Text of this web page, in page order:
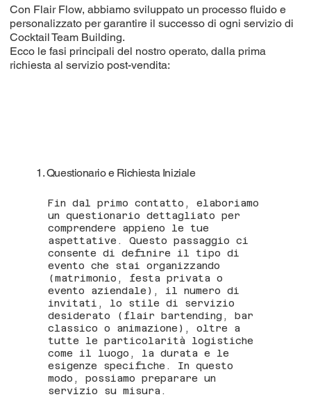
Con Flair Flow, abbiamo sviluppato un processo fluido e
personalizzato per garantire il successo di ogni servizio di
Cocktail Team Building.
Ecco le fasi principali del nostro operato, dalla prima
richiesta al servizio post-vendita:
1. Questionario e Richiesta Iniziale
Fin dal primo contatto, elaboriamo
un questionario dettagliato per
comprendere appieno le tue
aspettative. Questo passaggio ci
consente di definire il tipo di
evento che stai organizzando
(matrimonio, festa privata o
evento aziendale), il numero di
invitati, lo stile di servizio
desiderato (flair bartending, bar
classico o animazione), oltre a
tutte le particolarità logistiche
come il luogo, la durata e le
esigenze specifiche. In questo
modo, possiamo preparare un
servizio su misura.